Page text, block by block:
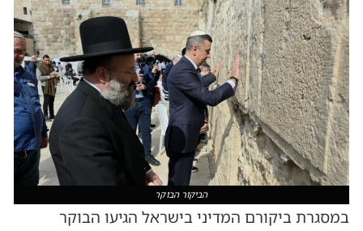
הביקור הבוקר
במסגרת ביקורם המדיני בישראל הגיעו הבוקר